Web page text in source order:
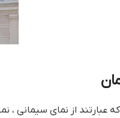
که عبارتند از نمای